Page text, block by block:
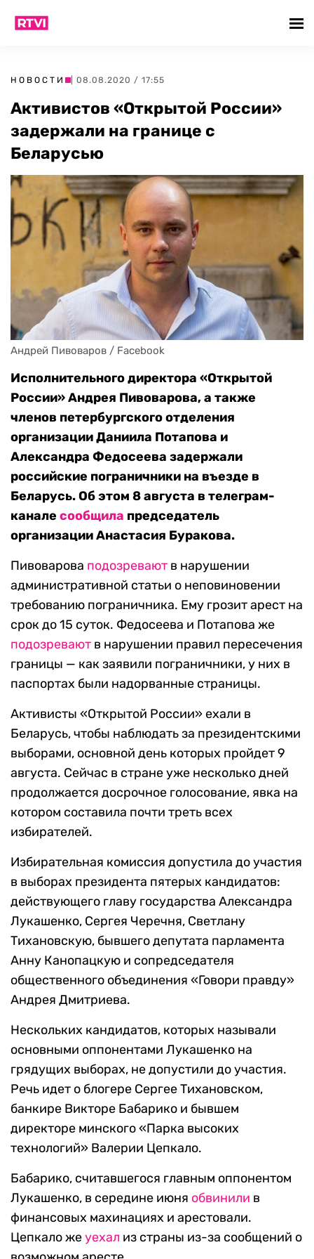
НОВОСТИ | 08.08.2020 / 17:55
Активистов «Открытой России»
задержали на границе с
Беларусью
Андрей Пивоваров / Facebook
Исполнительного директора «Открытой
России» Андрея Пивоварова, а также
членов петербургского отделения
организации Даниила Потапова и
Александра Федосеева задержали
российские пограничники на въезде в
Беларусь. Об этом 8 августа в телеграм-
канале сообщила председатель
организации Анастасия Буракова.
Пивоварова подозревают в нарушении
административной статьи о неповиновении
требованию пограничника. Ему грозит арест на
срок до 15 суток. Федосеева и Потапова же
подозревают в нарушении правил пересечения
границы — как заявили пограничники, у них в
паспортах были надорванные страницы.
Активисты «Открытой России» ехали в
Беларусь, чтобы наблюдать за президентскими
выборами, основной день которых пройдет 9
августа. Сейчас в стране уже несколько дней
продолжается досрочное голосование, явка на
котором составила почти треть всех
избирателей.
Избирательная комиссия допустила до участия
в выборах президента пятерых кандидатов:
действующего главу государства Александра
Лукашенко, Сергея Черечня, Светлану
Тихановскую, бывшего депутата парламента
Анну Канопацкую и сопредседателя
общественного объединения «Говори правду»
Андрея Дмитриева.
Нескольких кандидатов, которых называли
основными оппонентами Лукашенко на
грядущих выборах, не допустили до участия.
Речь идет о блогере Сергее Тихановском,
банкире Викторе Бабарико и бывшем
директоре минского «Парка высоких
технологий» Валерии Цепкало.
Бабарико, считавшегося главным оппонентом
Лукашенко, в середине июня обвинили в
финансовых махинациях и арестовали.
Цепкало жеуехал из страны из-за сообщений о